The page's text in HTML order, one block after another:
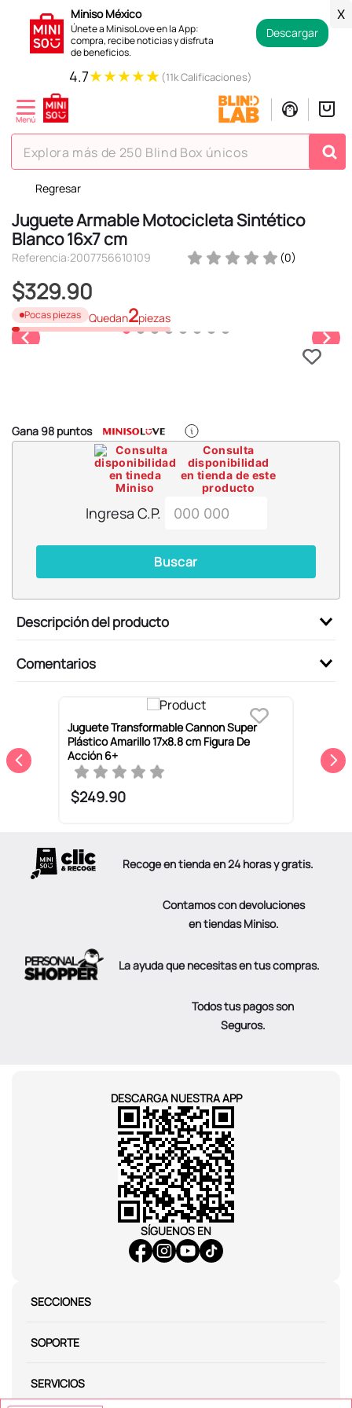
Miniso México
Únete a MinisoLove en la App:
compra, recibe noticias y disfruta
de beneficios.
Descargar
X
4.7★★★★★ (11k Calificaciones)
Explora más de 250 Blind Box únicos
Regresar
Juguete Armable Motocicleta Sintético
Blanco 16x7 cm
Referencia:2007756610109 (0)
$329.90
Pocas piezas Quedan2piezas
Gana 98 puntos
Consulta
disponibilidad
en tienda de este
producto
Ingresa C.P.
Buscar
Descripción del producto
Comentarios
Juguete Transformable Cannon Super
Plástico Amarillo 17x8.8 cm Figura De
Acción 6+
$249.90
Recoge en tienda en 24 horas y gratis.
Contamos con devoluciones
en tiendas Miniso.
La ayuda que necesitas en tus compras.
Todos tus pagos son
Seguros.
DESCARGA NUESTRA APP
SÍGUENOS EN
SECCIONES
SOPORTE
SERVICIOS
TÉRMINOS MÁS BUSCADOS
1 .
hello kitty
2.
spiderman
4.
osito cariñosito
5.
llaveros
9.
chiikawas
cosmetiquera